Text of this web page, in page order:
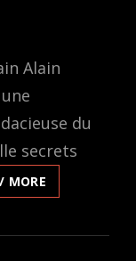
Alain
du
secrets
MORE
SECRETS,
DANGERS,